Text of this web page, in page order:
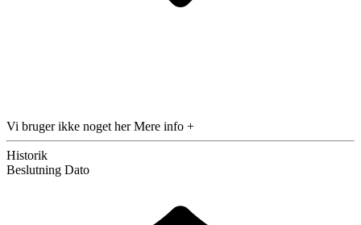
Vi bruger ikke noget herMere info +
Historik
Beslutning Dato